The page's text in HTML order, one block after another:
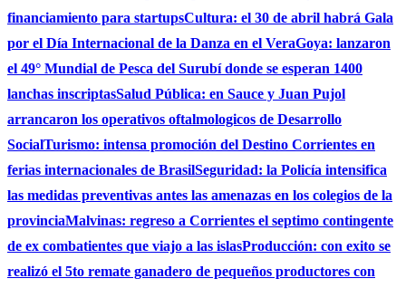
financiamiento para startupsCultura: el 30 de abril habrá Gala
por el Día Internacional de la Danza en el VeraGoya: lanzaron
el 49° Mundial de Pesca del Surubí donde se esperan 1400
lanchas inscriptasSalud Pública: en Sauce y Juan Pujol
arrancaron los operativos oftalmologicos de Desarrollo
SocialTurismo: intensa promoción del Destino Corrientes en
ferias internacionales de BrasilSeguridad: la Policía intensifica
las medidas preventivas antes las amenazas en los colegios de la
provinciaMalvinas: regreso a Corrientes el septimo contingente
de ex combatientes que viajo a las islasProducción: con exito se
realizó el 5to remate ganadero de pequeños productores con